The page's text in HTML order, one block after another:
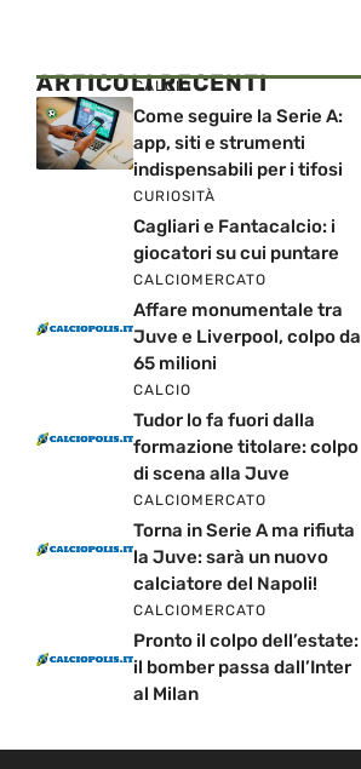
ARTICOLI RECENTI
CALCIO
Come seguire la Serie A:
app, siti e strumenti
indispensabili per i tifosi
CURIOSITÀ
Cagliari e Fantacalcio: i
giocatori su cui puntare
CALCIOMERCATO
Affare monumentale tra
Juve e Liverpool, colpo da
65 milioni
CALCIO
Tudor lo fa fuori dalla
formazione titolare: colpo
di scena alla Juve
CALCIOMERCATO
Torna in Serie A ma rifiuta
la Juve: sarà un nuovo
calciatore del Napoli!
CALCIOMERCATO
Pronto il colpo dell’estate:
il bomber passa dall’Inter
al Milan